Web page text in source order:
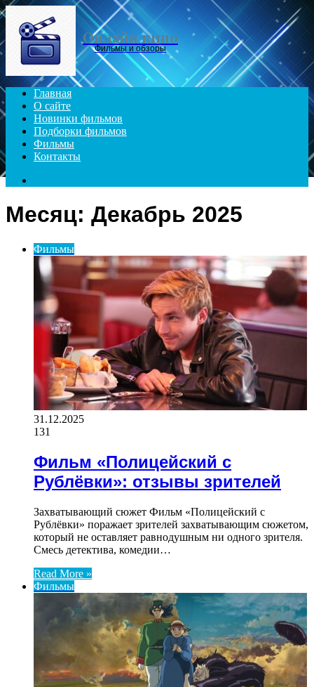
Menu
Онлайн кино
Фильмы и обзоры
Главная
О сайте
Новинки фильмов
Подборки фильмов
Фильмы
Контакты
Месяц: Декабрь 2025
Фильмы
31.12.2025
131
Фильм «Полицейский с
Рублёвки»: отзывы зрителей
Захватывающий сюжет Фильм «Полицейский с
Рублёвки» поражает зрителей захватывающим сюжетом,
который не оставляет равнодушным ни одного зрителя.
Смесь детектива, комедии…
Read More »
Фильмы